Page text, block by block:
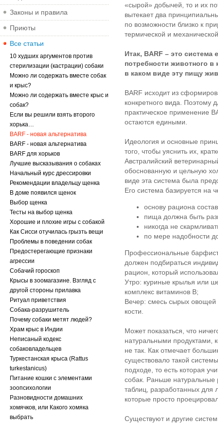
Законы и правила
Приюты
Все статьи
10 худших аргументов против
стерилизации (кастрации) собаки
Можно ли содержать вместе собак
и крыс?
Можно ли содержать вместе крыс и
собак?
Если вы решили взять второго
хорька…
BARF - новая альтернатива
BARF - новая альтернатива
BARF для хорьков
Лучшие высказывания о собаках
Начальный курс дрессировки
Рекомендации владельцу щенка
В доме появился щенок
Выбор щенка
Тесты на выбор щенка
Хорошие и плохие игры с собакой
Как Сисси отучилась грызть вещи
Проблемы в поведении собак
Предостерегающие признаки
агрессии
Собачий гороскоп
Крысы в зоомагазине. Взгляд с
другой стороны прилавка
Ритуал приветствия
Собака-разрушитель
Почему собаки метят людей?
Храм крыс в Индии
Неписаный кодекс
собаковладельцев
Туркестанская крыса (Rattus
turkestanicus)
Питание кошки с элементами
зоопсихологии
Разновидности домашних
хомячков, или Какого хомяка
выбрать
«сырой» добычей, то и их
вытекает два
по возможности близко к
термической и
Итак, BARF – это система
потребности животного в
в каком виде эту пищу
BARF исходит из
конкретного вида. Поэтому
практическое применение
остаются едиными.
Идеология и основные
того, чтобы уяснить их,
Австралийский
обоснованную и цельную
виде эта система была
Его система базируется на
основу рациона
пища должна быть
никогда не
по мере надобности
Профессиональные
должен подбираться
рацион, который
Утро: куриные крылья или
комплекс витаминов В;
Вечер: смесь сырых
кости.
Может показаться, что
натуральными
не так. Как отмечает
существовало такой
подходе, то есть которая
собак. Раньше
таблиц, разработанных
которые просто
Существуют и другие